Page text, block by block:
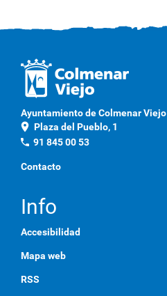
Ayuntamiento de Colmenar Viejo
location_on Plaza del Pueblo, 1
phone 91 845 00 53
Contacto
Info
Accesibilidad
Mapa web
RSS